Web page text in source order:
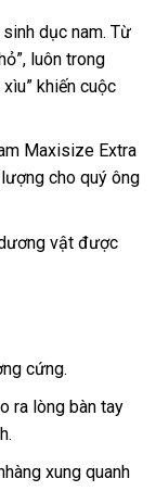
dục nam. Từ
luôn trong
khiến cuộc
Maxisize Extra
cho quý ông
vật được
cứng.
ra lòng bàn tay
xung quanh